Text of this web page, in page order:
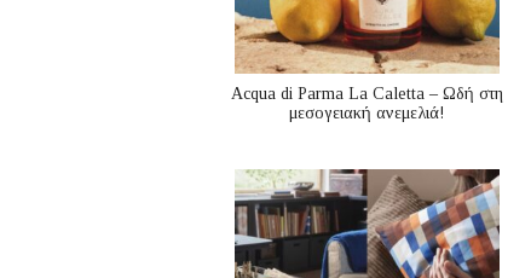
Acqua di Parma La Caletta – Ωδή στη
μεσογειακή ανεμελιά!